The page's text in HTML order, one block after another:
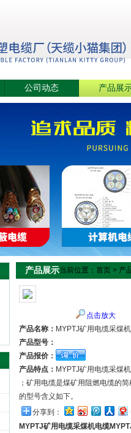
公司动态 产品展
产品展示当前位置： 首页 > 产
点击放大
产品名称： MYPTJ矿用电缆采煤
产品型号：
产品报价：
产品特点： MYPTJ矿用电缆采煤
；矿用电缆是煤矿用阻燃电缆的
的型号含义如下。
分享到：
MYPTJ矿用电缆采煤机电缆